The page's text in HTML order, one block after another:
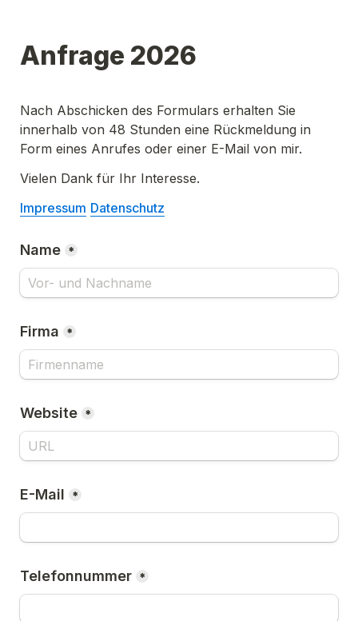
Anfrage 2026
Nach Abschicken des Formulars erhalten Sie
innerhalb von 48 Stunden eine Rückmeldung in
Form eines Anrufes oder einer E-Mail von mir.
Vielen Dank für Ihr Interesse.
Impressum Datenschutz
Name *
Firma *
Website *
E-Mail *
Telefonnummer *